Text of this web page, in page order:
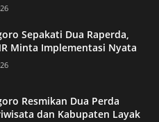
Sepakati Dua Raperda,
Minta Implementasi Nyata
Resmikan Dua Perda
dan Kabupaten Layak